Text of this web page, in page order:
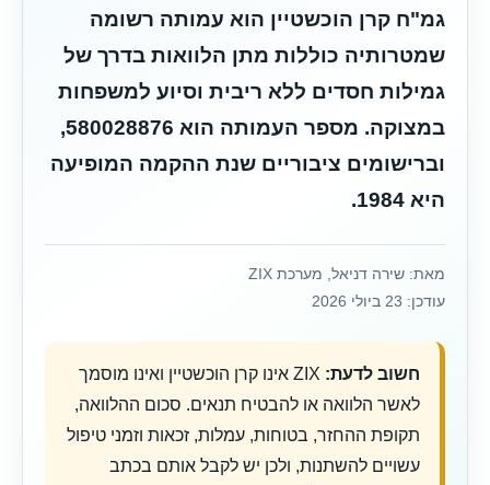
גמ"ח קרן הוכשטיין הוא עמותה רשומה
שמטרותיה כוללות מתן הלוואות בדרך של
גמילות חסדים ללא ריבית וסיוע למשפחות
במצוקה. מספר העמותה הוא 580028876,
וברישומים ציבוריים שנת ההקמה המופיעה
היא 1984.
מאת: שירה דניאל, מערכת ZIX
עודכן: 23 ביולי 2026
חשוב לדעת:
ZIX אינו קרן הוכשטיין ואינו מוסמך
לאשר הלוואה או להבטיח תנאים. סכום ההלוואה,
תקופת ההחזר, בטוחות, עמלות, זכאות וזמני טיפול
עשויים להשתנות, ולכן יש לקבל אותם בכתב